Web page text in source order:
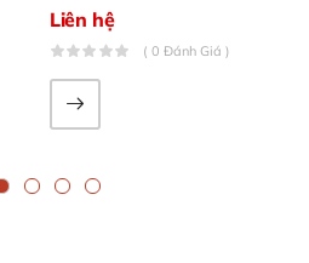
Liên hệ
( 0 Đánh Giá )